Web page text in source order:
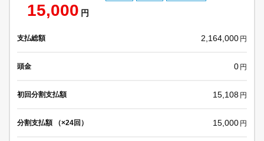
15,000 円
支払総額 2,164,000 円
頭金 0 円
初回分割支払額 15,108 円
分割支払額 （×24回） 15,000 円